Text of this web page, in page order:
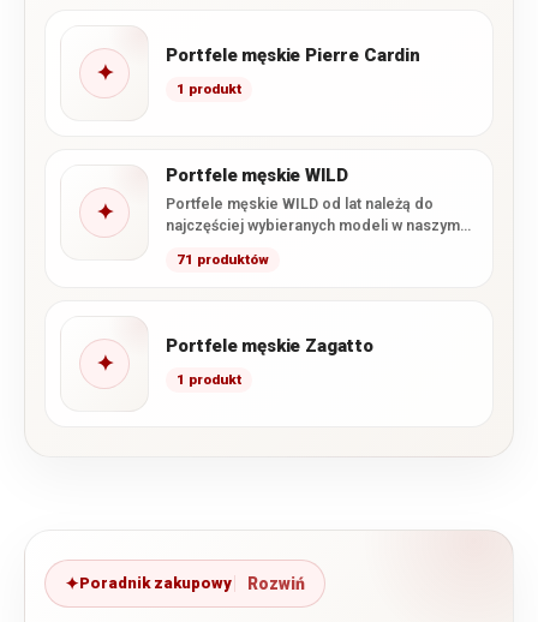
✦
Portfele męskie Pierre Cardin
1 produkt
✦
Portfele męskie WILD
Portfele męskie WILD od lat należą do
najczęściej wybieranych modeli w naszym
71 produktów
✦
Portfele męskie Zagatto
1 produkt
Poradnik zakupowy